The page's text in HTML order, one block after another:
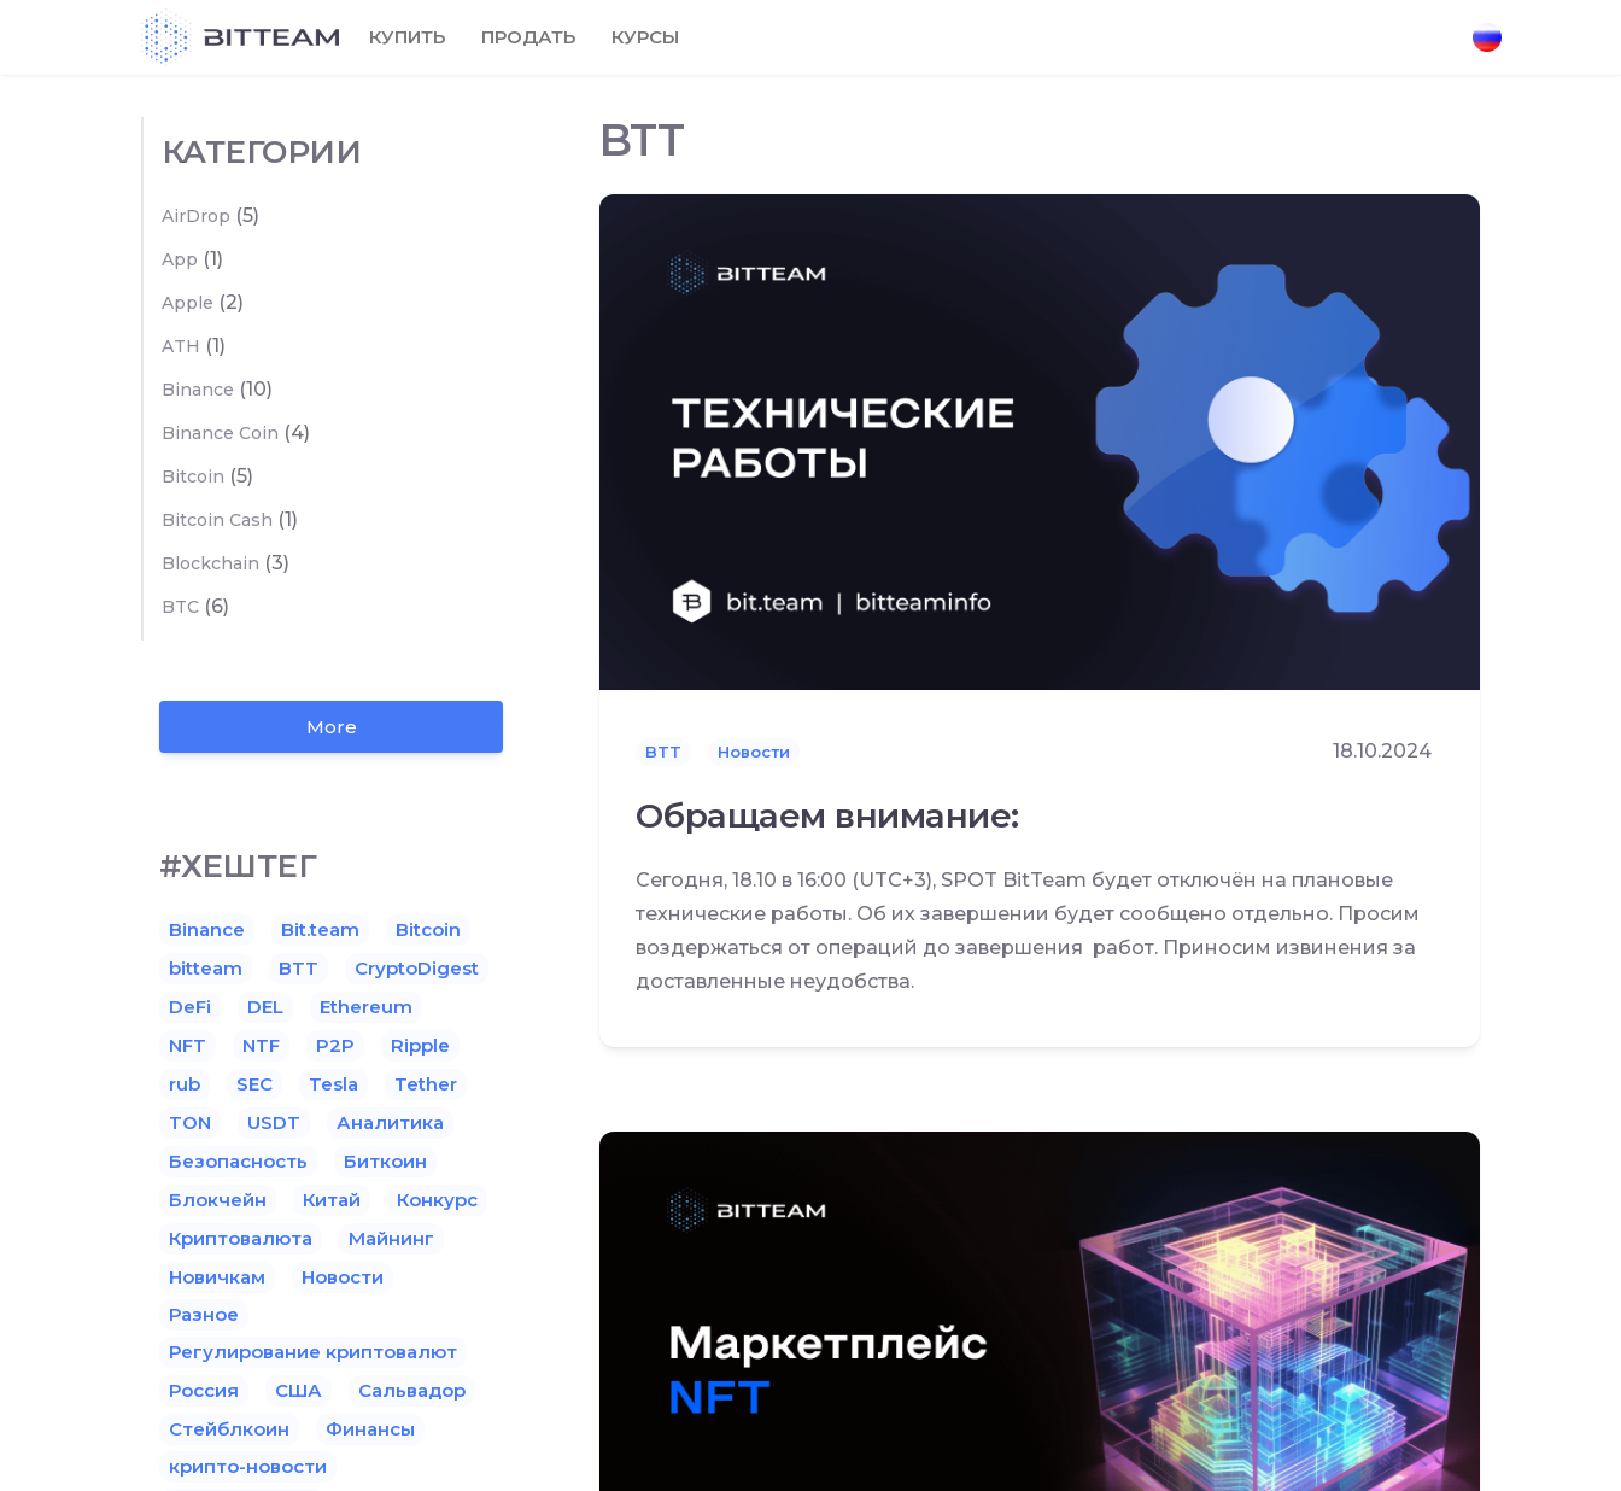
КУПИТЬ ПРОДАТЬ КУРСЫ
BTT
BTT Новости 18.10.2024
Обращаем внимание:
Сегодня, 18.10 в 16:00 (UTC+3), SPOT BitTeam будет отключён на плановые
технические работы. Об их завершении будет сообщено отдельно. Просим
воздержаться от операций до завершения работ. Приносим извинения за
доставленные неудобства.
КАТЕГОРИИ
AirDrop (5)
App (1)
Apple (2)
ATH (1)
Binance (10)
Binance Coin (4)
Bitcoin (5)
Bitcoin Cash (1)
Blockchain (3)
BTC (6)
More
#ХЕШТЕГ
Binance Bit.team
Bitcoin
bitteam
BTT
CryptoDigest
DeFi
DEL
Ethereum
NFT
NTF P2P
Ripple
rub
SEC Tesla
Tether
TON
USDT
Аналитика
Безопасность
Биткоин
Блокчейн
Китай
Конкурс
Криптовалюта
Майнинг
Новичкам
Новости
Разное
Регулирование криптовалют
Россия
США
Сальвадор
Стейблкоин
Финансы
крипто-новости